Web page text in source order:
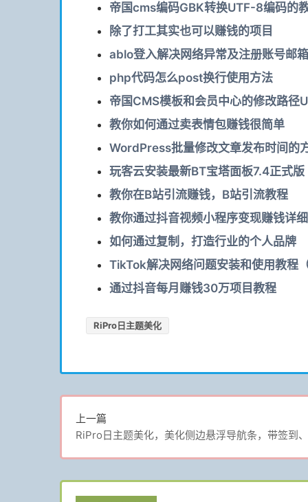
帝国cms编码GBK转换UTF-8编码的
除了打工其实也可以赚钱的项目
ablo登入解决网络异常及注册账号邮
php代码怎么post换行使用方法
帝国CMS模板和会员中心的修改路径
教你如何通过卖表情包赚钱很简单
WordPress批量修改文章发布时间的
玩客云安装最新BT宝塔面板7.4正式版
教你在B站引流赚钱，B站引流教程
教你通过抖音视频小程序变现赚钱详
如何通过复制，打造行业的个人品牌
TikTok解决网络问题安装和使用教程
通过抖音每月赚钱30万项目教程
RiPro日主题美化
上一篇
RiPro日主题美化，美化侧边悬浮导航条，带签到